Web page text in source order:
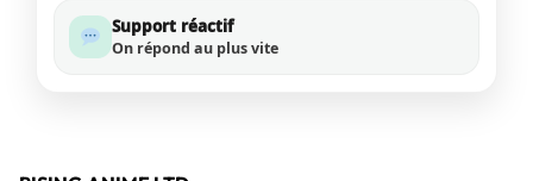
Support réactif
On répond au plus vite